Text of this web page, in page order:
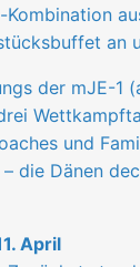
an
der mJE-1
und
die Dänen
April